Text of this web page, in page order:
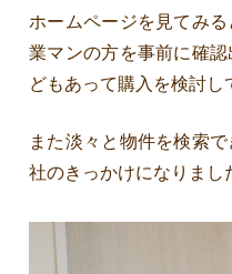
ホームページを見てみ
業マンの方を事前に確
どもあって購入を検討
また淡々と物件を検索
社のきっかけになりまし